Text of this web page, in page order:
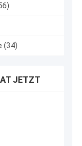
(34)
JETZT